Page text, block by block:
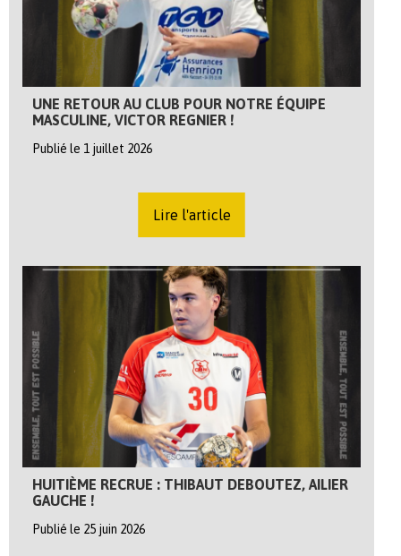
UNE RETOUR AU CLUB POUR NOTRE ÉQUIPE
MASCULINE, VICTOR REGNIER !
Publié le 1 juillet 2026
Lire l'article
HUITIÈME RECRUE : THIBAUT DEBOUTEZ, AILIER
GAUCHE !
Publié le 25 juin 2026